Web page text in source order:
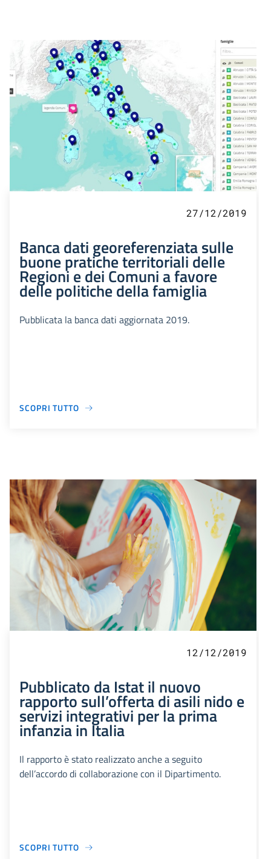
27/12/2019
Banca dati georeferenziata sulle
buone pratiche territoriali delle
Regioni e dei Comuni a favore
delle politiche della famiglia
Pubblicata la banca dati aggiornata 2019.
SCOPRI TUTTO
12/12/2019
Pubblicato da Istat il nuovo
rapporto sull’offerta di asili nido e
servizi integrativi per la prima
infanzia in Italia
Il rapporto è stato realizzato anche a seguito
dell’accordo di collaborazione con il Dipartimento.
SCOPRI TUTTO